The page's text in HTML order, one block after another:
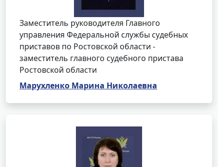
Заместитель руководителя Главного
управления Федеральной службы судебных
приставов по Ростовской области -
заместитель главного судебного пристава
Ростовской области
Марухленко Марина Николаевна